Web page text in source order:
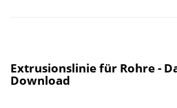
Extrusionslinie für Rohre -
Download